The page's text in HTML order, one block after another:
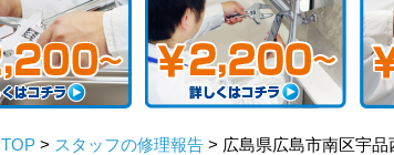
> スタッフの修理報告 > 広島県広島市南区宇